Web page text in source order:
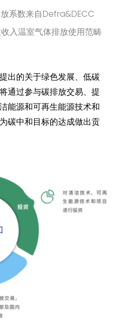
系数来自Defra&DECC
入温室气体排放使用范畴
出的关于绿色发展、低碳
通过参与碳排放交易、提
能源和可再生能源技术和
碳中和目标的达成做出贡